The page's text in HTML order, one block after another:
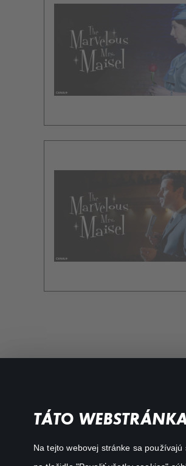
TÁTO
Na tejto webovej stránke sa
Comedy